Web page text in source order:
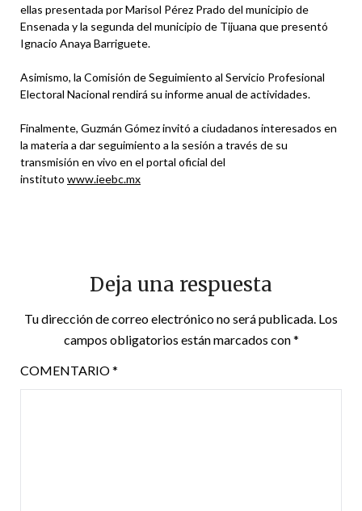
ellas presentada por Marisol Pérez Prado del municipio de
Ensenada y la segunda del municipio de Tijuana que presentó
Ignacio Anaya Barriguete.
Asimismo, la Comisión de Seguimiento al Servicio Profesional
Electoral Nacional rendirá su informe anual de actividades.
Finalmente, Guzmán Gómez invitó a ciudadanos interesados en
la materia a dar seguimiento a la sesión a través de su
transmisión en vivo en el portal oficial del
instituto www.ieebc.mx
Deja una respuesta
Tu dirección de correo electrónico no será publicada. Los
campos obligatorios están marcados con*
COMENTARIO*